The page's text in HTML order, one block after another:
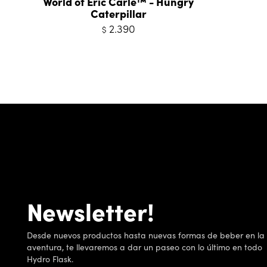
Caterpillar
$ 2.390
Newsletter!
Desde nuevos productos hasta nuevas formas de beber en la
aventura, te llevaremos a dar un paseo con lo último en todo
Hydro Flask.